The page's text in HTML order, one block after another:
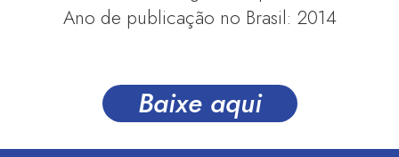
Ano de publicação no Brasil: 2014
Baixe aqui